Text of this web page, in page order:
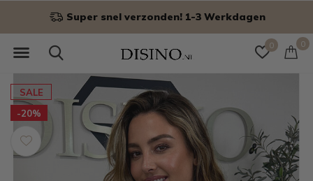
0 0
Niet goed? Geld terug!
SALE
-20%